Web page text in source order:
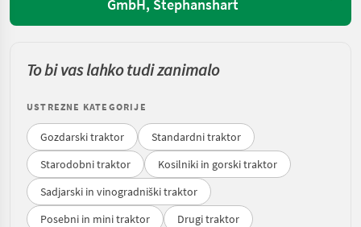
GmbH, Stephanshart
To bi vas lahko tudi zanimalo
USTREZNE KATEGORIJE
Gozdarski traktor
Standardni traktor
Starodobni traktor
Kosilniki in gorski traktor
Sadjarski in vinogradniški traktor
Posebni in mini traktor
Drugi traktor